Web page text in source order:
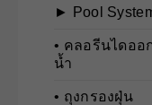
► Pool
• คลอรีนไดออ
น้ำ
• ถุงกรองฝุ่น